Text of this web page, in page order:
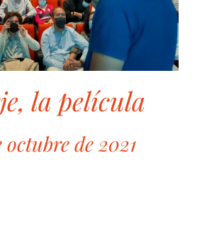
la película
de 2021